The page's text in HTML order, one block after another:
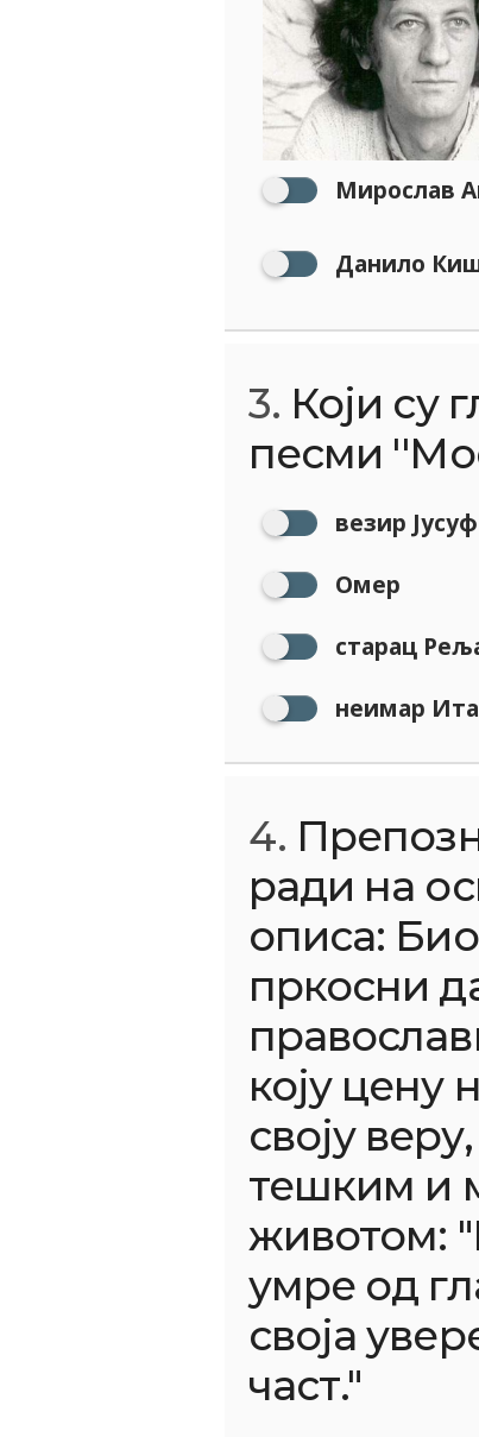
Мирослав
Данило
3. Који су
песми
везир Јусуф
Омер
старац
неимар
4.
ради на
описа:
пркосни
коју цену
своју
тешким и
животом:
умре од
своја
част."